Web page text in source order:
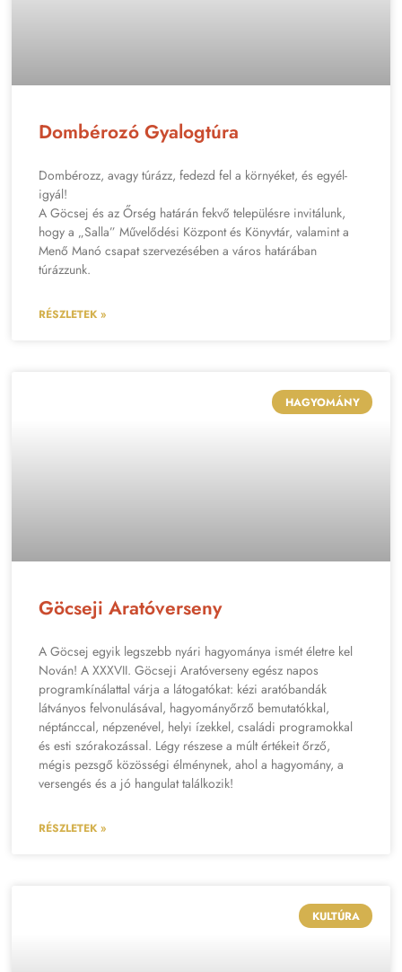
Dombérozó Gyalogtúra
Dombérozz, avagy túrázz, fedezd fel a környéket, és egyél-
igyál!
A Göcsej és az Őrség határán fekvő településre invitálunk,
hogy a „Salla” Művelődési Központ és Könyvtár, valamint a
Menő Manó csapat szervezésében a város határában
túrázzunk.
RÉSZLETEK »
HAGYOMÁNY
Göcseji Aratóverseny
A Göcsej egyik legszebb nyári hagyománya ismét életre kel
Nován! A XXXVII. Göcseji Aratóverseny egész napos
programkínálattal várja a látogatókat: kézi aratóbandák
látványos felvonulásával, hagyományőrző bemutatókkal,
néptánccal, népzenével, helyi ízekkel, családi programokkal
és esti szórakozással. Légy részese a múlt értékeit őrző,
mégis pezsgő közösségi élménynek, ahol a hagyomány, a
versengés és a jó hangulat találkozik!
RÉSZLETEK »
KULTÚRA